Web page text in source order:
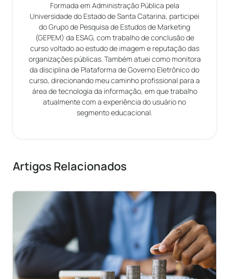
Formada em Administração Pública pela
Universidade do Estado de Santa Catarina, participei
do Grupo de Pesquisa de Estudos de Marketing
(GEPEM) da ESAG, com trabalho de conclusão de
curso voltado ao estudo de imagem e reputação das
organizações públicas. Também atuei como monitora
da disciplina de Plataforma de Governo Eletrônico do
curso, direcionando meu caminho profissional para a
área de tecnologia da informação, em que trabalho
atualmente com a experiência do usuário no
segmento educacional.
Artigos Relacionados